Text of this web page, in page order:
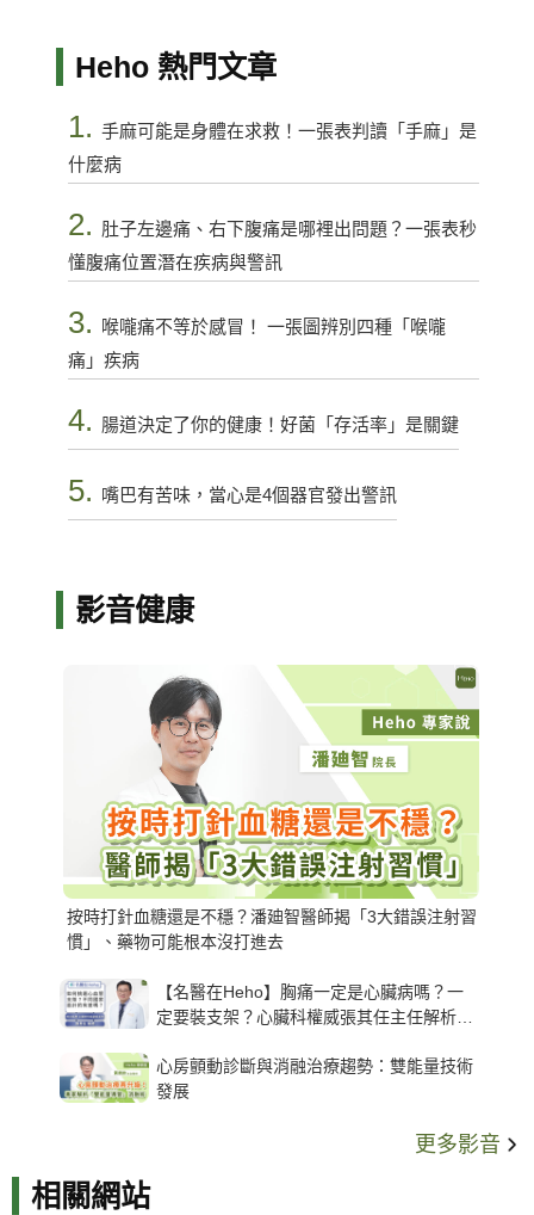
Heho 熱門文章
1. 手麻可能是身體在求救！一張表判讀「手麻」是
什麼病
2. 肚子左邊痛、右下腹痛是哪裡出問題？一張表秒
懂腹痛位置潛在疾病與警訊
3.
喉嚨痛不等於感冒！ 一張圖辨別四種「喉嚨
痛」疾病
4. 腸道決定了你的健康！好菌「存活率」是關鍵
5. 嘴巴有苦味，當心是4個器官發出警訊
影音健康
按時打針血糖還是不穩？潘廸智醫師揭「3大錯誤注射習
慣」、藥物可能根本沒打進去
【名醫在Heho】胸痛一定是心臟病嗎？一
定要裝支架？心臟科權威張其任主任解析支
心房顫動診斷與消融治療趨勢：雙能量技術
發展
更多影音
相關網站